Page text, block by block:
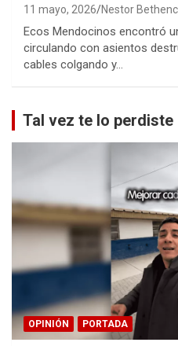
11 mayo, 2026 Nestor
Ecos Mendocinos encontró
circulando con asientos
cables colgando y…
Tal vez te lo perdiste
OPINIÓN PORTADA